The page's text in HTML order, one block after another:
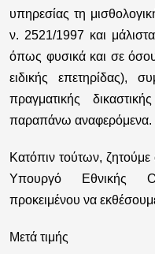
υπηρεσίας τη
ν. 2521/1997 και
όπως φυσικά και σε
ειδικής
πραγματικής
παραπάνω αναφερόμενα.
Κατόπιν τούτων,
Υπουργό Εθνικής
προκειμένου να
Μετά τιμής